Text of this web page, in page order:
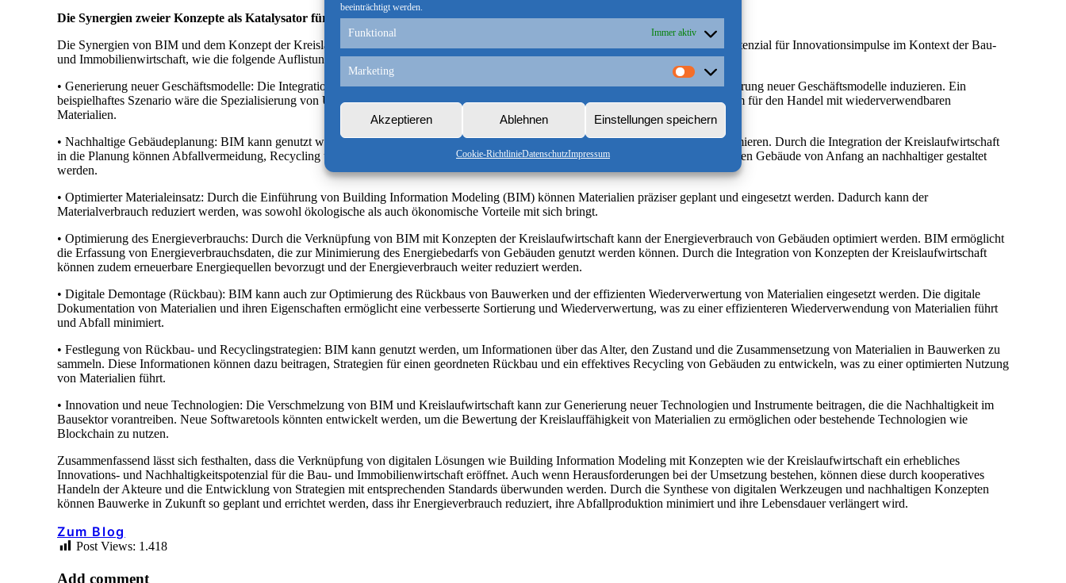
beeinträchtigt werden.
Funktional Immer aktiv
Marketing Marketing
Akzeptieren Ablehnen Einstellungen speichern
Cookie-RichtlinieDatenschutzImpressum
Die Synergien zweier Konzepte als Katalysator für neuartige Innovationsimpulse im Lebenszyklus eines Gebäudes.
Die Synergien von BIM und dem Konzept der Kreislaufwirtschaft zeigen nicht nur Herausforderungen, sondern auch ein erhebliches Potenzial für Innovationsimpulse im Kontext der Bau-
und Immobilienwirtschaft, wie die folgende Auflistung verdeutlicht:
• Generierung neuer Geschäftsmodelle: Die Integration von Konzepten der Kreislaufwirtschaft in den Kontext von BIM kann die Etablierung neuer Geschäftsmodelle induzieren. Ein
beispielhaftes Szenario wäre die Spezialisierung von Unternehmen auf das Recycling von Baustoffen oder die Etablierung einer Plattform für den Handel mit wiederverwendbaren
Materialien.
• Nachhaltige Gebäudeplanung: BIM kann genutzt werden, um die Nachhaltigkeit von Gebäuden von Anfang an zu planen und zu optimieren. Durch die Integration der Kreislaufwirtschaft
in die Planung können Abfallvermeidung, Recycling und Wiederverwendung von Materialien in den Entwurf integriert werden. So können Gebäude von Anfang an nachhaltiger gestaltet
werden.
• Optimierter Materialeinsatz: Durch die Einführung von Building Information Modeling (BIM) können Materialien präziser geplant und eingesetzt werden. Dadurch kann der
Materialverbrauch reduziert werden, was sowohl ökologische als auch ökonomische Vorteile mit sich bringt.
• Optimierung des Energieverbrauchs: Durch die Verknüpfung von BIM mit Konzepten der Kreislaufwirtschaft kann der Energieverbrauch von Gebäuden optimiert werden. BIM ermöglicht
die Erfassung von Energieverbrauchsdaten, die zur Minimierung des Energiebedarfs von Gebäuden genutzt werden können. Durch die Integration von Konzepten der Kreislaufwirtschaft
können zudem erneuerbare Energiequellen bevorzugt und der Energieverbrauch weiter reduziert werden.
• Digitale Demontage (Rückbau): BIM kann auch zur Optimierung des Rückbaus von Bauwerken und der effizienten Wiederverwertung von Materialien eingesetzt werden. Die digitale
Dokumentation von Materialien und ihren Eigenschaften ermöglicht eine verbesserte Sortierung und Wiederverwertung, was zu einer effizienteren Wiederverwendung von Materialien führt
und Abfall minimiert.
• Festlegung von Rückbau- und Recyclingstrategien: BIM kann genutzt werden, um Informationen über das Alter, den Zustand und die Zusammensetzung von Materialien in Bauwerken zu
sammeln. Diese Informationen können dazu beitragen, Strategien für einen geordneten Rückbau und ein effektives Recycling von Gebäuden zu entwickeln, was zu einer optimierten Nutzung
von Materialien führt.
• Innovation und neue Technologien: Die Verschmelzung von BIM und Kreislaufwirtschaft kann zur Generierung neuer Technologien und Instrumente beitragen, die die Nachhaltigkeit im
Bausektor vorantreiben. Neue Softwaretools könnten entwickelt werden, um die Bewertung der Kreislauffähigkeit von Materialien zu ermöglichen oder bestehende Technologien wie
Blockchain zu nutzen.
Zusammenfassend lässt sich festhalten, dass die Verknüpfung von digitalen Lösungen wie Building Information Modeling mit Konzepten wie der Kreislaufwirtschaft ein erhebliches
Innovations- und Nachhaltigkeitspotenzial für die Bau- und Immobilienwirtschaft eröffnet. Auch wenn Herausforderungen bei der Umsetzung bestehen, können diese durch kooperatives
Handeln der Akteure und die Entwicklung von Strategien mit entsprechenden Standards überwunden werden. Durch die Synthese von digitalen Werkzeugen und nachhaltigen Konzepten
können Bauwerke in Zukunft so geplant und errichtet werden, dass ihr Energieverbrauch reduziert, ihre Abfallproduktion minimiert und ihre Lebensdauer verlängert wird.
Zum Blog
Post Views: 1.418
Add comment